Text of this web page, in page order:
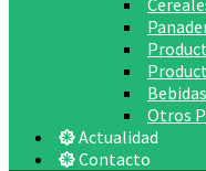
Bebidas
Otros
Actualidad
Contacto